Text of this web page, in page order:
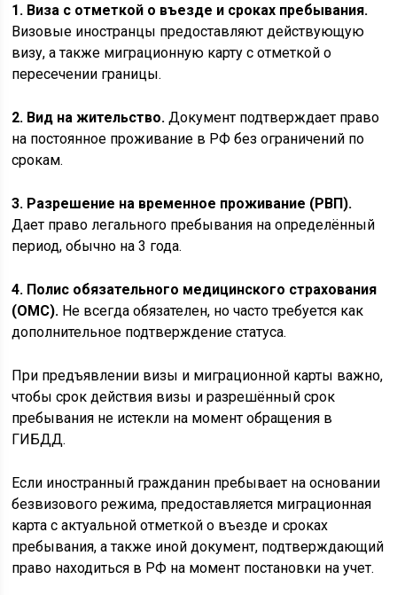
1. Виза с отметкой о въезде и сроках пребывания.
Визовые иностранцы предоставляют действующую
визу, а также миграционную карту с отметкой о
пересечении границы.
2. Вид на жительство. Документ подтверждает право
на постоянное проживание в РФ без ограничений по
срокам.
3. Разрешение на временное проживание (РВП).
Дает право легального пребывания на определённый
период, обычно на 3 года.
4. Полис обязательного медицинского страхования
(ОМС). Не всегда обязателен, но часто требуется как
дополнительное подтверждение статуса.
При предъявлении визы и миграционной карты важно,
чтобы срок действия визы и разрешённый срок
пребывания не истекли на момент обращения в
ГИБДД.
Если иностранный гражданин пребывает на основании
безвизового режима, предоставляется миграционная
карта с актуальной отметкой о въезде и сроках
пребывания, а также иной документ, подтверждающий
право находиться в РФ на момент постановки на учет.